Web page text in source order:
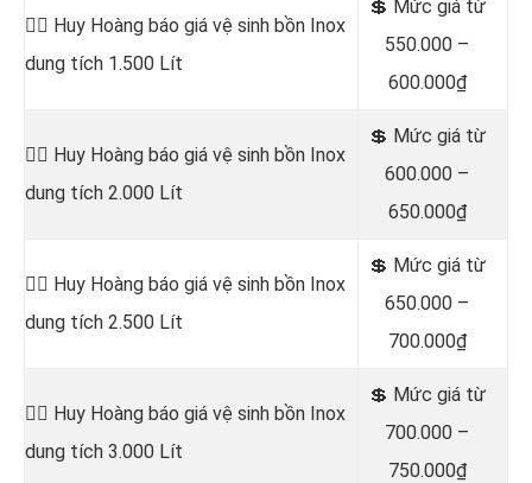
👷‍♂️ Huy Hoàng báo giá vệ sinh bồn Inox
dung tích 1.500 Lít
💲 Mức giá từ
550.000 –
600.000₫
👷‍♂️ Huy Hoàng báo giá vệ sinh bồn Inox
dung tích 2.000 Lít
💲 Mức giá từ
600.000 –
650.000₫
👷‍♂️ Huy Hoàng báo giá vệ sinh bồn Inox
dung tích 2.500 Lít
💲 Mức giá từ
650.000 –
700.000₫
👷‍♂️ Huy Hoàng báo giá vệ sinh bồn Inox
dung tích 3.000 Lít
💲 Mức giá từ
700.000 –
750.000₫